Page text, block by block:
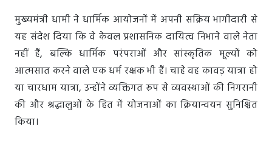
मुख्यमंत्री धामी ने धार्मिक आयोजनों में अपनी सक्रिय भागीदारी से
यह संदेश दिया कि वे केवल प्रशासनिक दायित्व निभाने वाले नेता
नहीं हैं, बल्कि धार्मिक परंपराओं और सांस्कृतिक मूल्यों को
आत्मसात करने वाले एक धर्म रक्षक भी हैं। चाहे वह कावड़ यात्रा हो
या चारधाम यात्रा, उन्होंने व्यक्तिगत रूप से व्यवस्थाओं की निगरानी
की और श्रद्धालुओं के हित में योजनाओं का क्रियान्वयन सुनिश्चित
किया।